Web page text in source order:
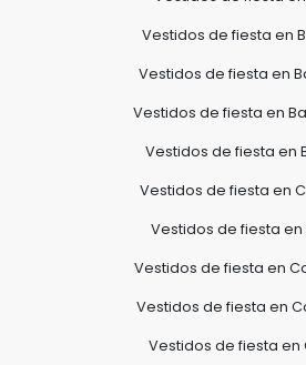
Vestidos de fiesta en
Vestidos de fiesta en
Vestidos de fiesta en
Vestidos de fiesta en
Vestidos de fiesta en
Vestidos de fiesta en
Vestidos de fiesta en
Vestidos de fiesta en
Vestidos de fiesta en